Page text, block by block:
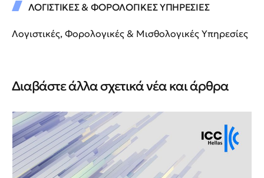
ΛΟΓΙΣΤΙΚΕΣ & ΦΟΡΟΛΟΓΙΚΕΣ ΥΠΗΡΕΣΙΕΣ
Λογιστικές, Φορολογικές & Μισθολογικές Υπηρεσίες
Διαβάστε άλλα σχετικά νέα και άρθρα